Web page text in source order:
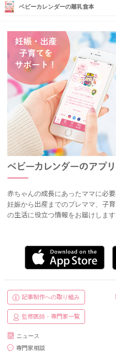
ベビーカレンダーの離乳食本
赤ちゃんの成長にあったママに必
妊娠から出産までのプレママ、子
の生活に役立つ情報をお届けします
記事制作への取り組み
監修医師・専門家一覧
ニュース
専門家相談